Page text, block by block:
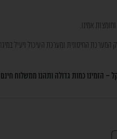
אמינו.
המערכת החיסונית ומערכת העיכול ויעיל
– הזמינו כמות גדולה ותהנו ממשלוח